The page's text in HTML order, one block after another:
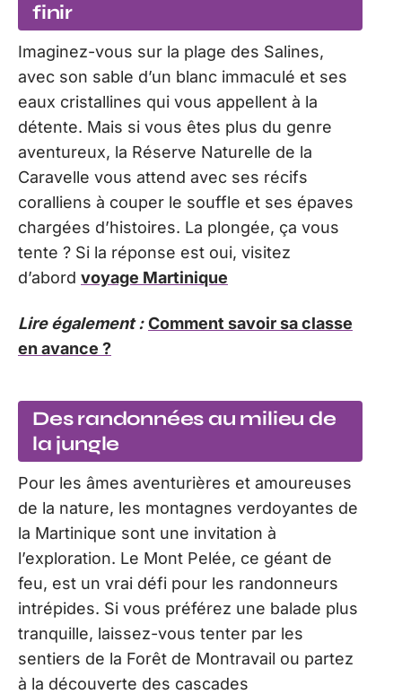
finir
Imaginez-vous sur la plage des Salines,
avec son sable d’un blanc immaculé et ses
eaux cristallines qui vous appellent à la
détente. Mais si vous êtes plus du genre
aventureux, la Réserve Naturelle de la
Caravelle vous attend avec ses récifs
coralliens à couper le souffle et ses épaves
chargées d’histoires. La plongée, ça vous
tente ? Si la réponse est oui, visitez
d’abord voyage Martinique
Lire également : Comment savoir sa classe
en avance ?
Des randonnées au milieu de
la jungle
Pour les âmes aventurières et amoureuses
de la nature, les montagnes verdoyantes de
la Martinique sont une invitation à
l’exploration. Le Mont Pelée, ce géant de
feu, est un vrai défi pour les randonneurs
intrépides. Si vous préférez une balade plus
tranquille, laissez-vous tenter par les
sentiers de la Forêt de Montravail ou partez
à la découverte des cascades